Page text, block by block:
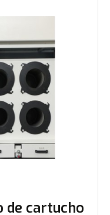
de cartucho